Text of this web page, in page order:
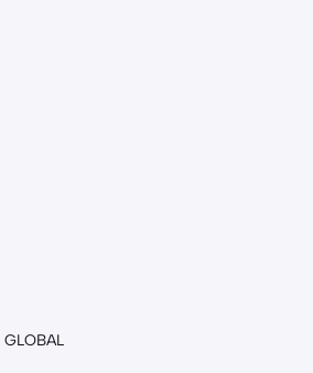
GLOBAL